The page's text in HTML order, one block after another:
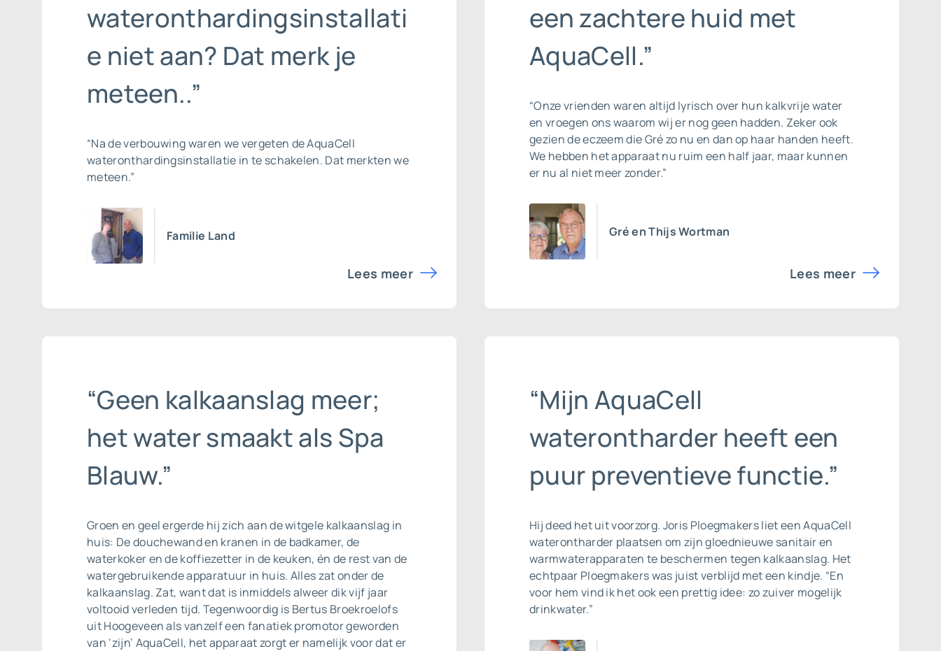
wateronthardingsinstallati
e niet aan? Dat merk je
meteen..”
“Na de verbouwing waren we vergeten de AquaCell
wateronthardingsinstallatie in te schakelen. Dat merkten we
meteen.”
Familie Land
Lees meer
een zachtere huid met
AquaCell.”
“Onze vrienden waren altijd lyrisch over hun kalkvrije water
en vroegen ons waarom wij er nog geen hadden. Zeker ook
gezien de eczeem die Gré zo nu en dan op haar handen heeft.
We hebben het apparaat nu ruim een half jaar, maar kunnen
er nu al niet meer zonder.”
Gré en Thijs Wortman
Lees meer
“Geen kalkaanslag meer;
het water smaakt als Spa
Blauw.”
Groen en geel ergerde hij zich aan de witgele kalkaanslag in
huis: De douchewand en kranen in de badkamer, de
waterkoker en de koffiezetter in de keuken, én de rest van de
watergebruikende apparatuur in huis. Alles zat onder de
kalkaanslag. Zat, want dat is inmiddels alweer dik vijf jaar
voltooid verleden tijd. Tegenwoordig is Bertus Broekroelofs
uit Hoogeveen als vanzelf een fanatiek promotor geworden
van ‘zijn’ AquaCell, het apparaat zorgt er namelijk voor dat er
“Mijn AquaCell
waterontharder heeft een
puur preventieve functie.”
Hij deed het uit voorzorg. Joris Ploegmakers liet een AquaCell
waterontharder plaatsen om zijn gloednieuwe sanitair en
warmwaterapparaten te beschermen tegen kalkaanslag. Het
echtpaar Ploegmakers was juist verblijd met een kindje. “En
voor hem vind ik het ook een prettig idee: zo zuiver mogelijk
drinkwater.”